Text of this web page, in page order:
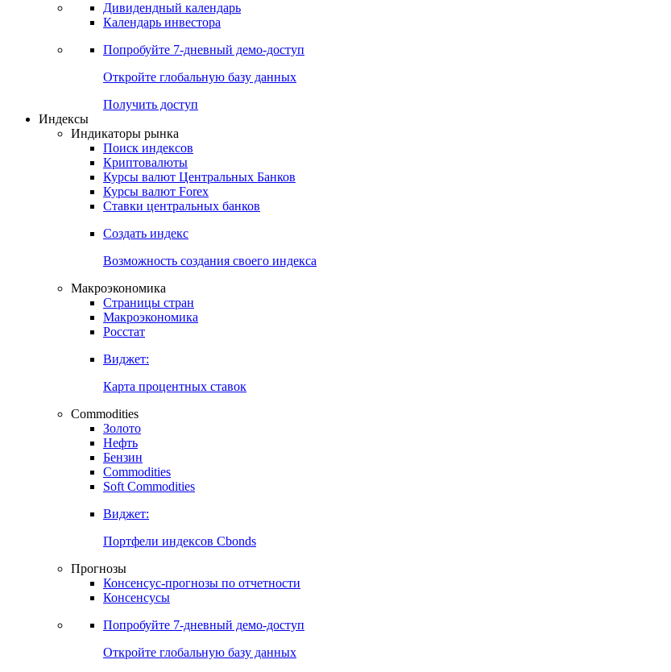
Дивидендный календарь
Календарь инвестора
Попробуйте 7-дневный демо-доступ
Откройте глобальную базу данных
Получить доступ
Индексы
Индикаторы рынка
Поиск индексов
Криптовалюты
Курсы валют Центральных Банков
Курсы валют Forex
Ставки центральных банков
Создать индекс
Возможность создания своего индекса
Макроэкономика
Страницы стран
Макроэкономика
Росстат
Виджет:
Карта процентных ставок
Commodities
Золото
Нефть
Бензин
Commodities
Soft Commodities
Виджет:
Портфели индексов Cbonds
Прогнозы
Консенсус-прогнозы по отчетности
Консенсусы
Попробуйте 7-дневный демо-доступ
Откройте глобальную базу данных